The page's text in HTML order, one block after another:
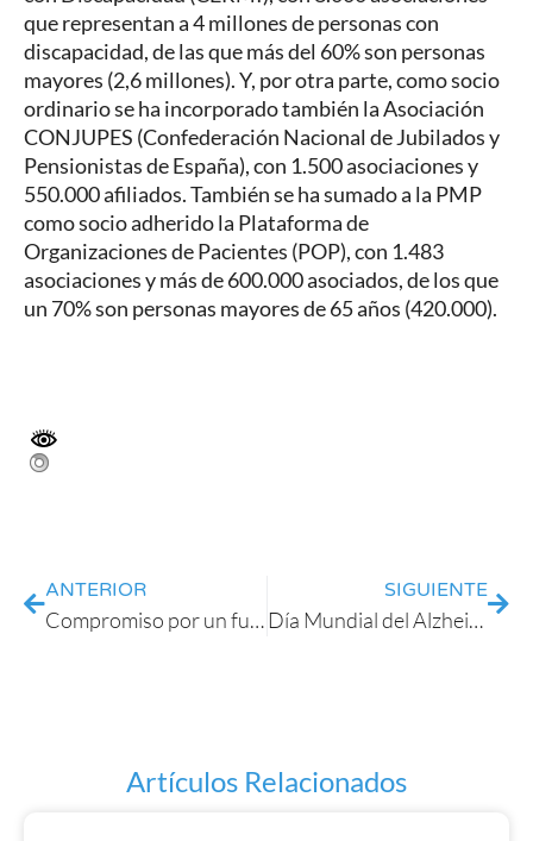
que representan a 4 millones de personas con
discapacidad, de las que más del 60% son personas
mayores (2,6 millones). Y, por otra parte, como socio
ordinario se ha incorporado también la Asociación
CONJUPES (Confederación Nacional de Jubilados y
Pensionistas de España), con 1.500 asociaciones y
550.000 afiliados. También se ha sumado a la PMP
como socio adherido la Plataforma de
Organizaciones de Pacientes (POP), con 1.483
asociaciones y más de 600.000 asociados, de los que
un 70% son personas mayores de 65 años (420.000).
ANTERIOR
Compromiso por un futuro sin alzhéimer
SIGUIENTE
Día Mundial del Alzheimer. Exposición “Arte para Recordar”
Artículos Relacionados